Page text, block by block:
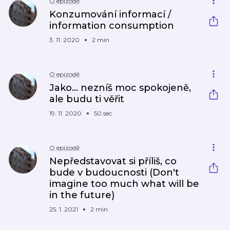
Konzumování informací /
information consumption
3. 11. 2020 2 min
O epizodě
Jako... nezníš moc spokojeně,
ale budu ti věřit
19. 11. 2020 50 sec
O epizodě
Nepředstavovat si příliš, co
bude v budoucnosti (Don't
imagine too much what will be
in the future)
25. 1. 2021 2 min